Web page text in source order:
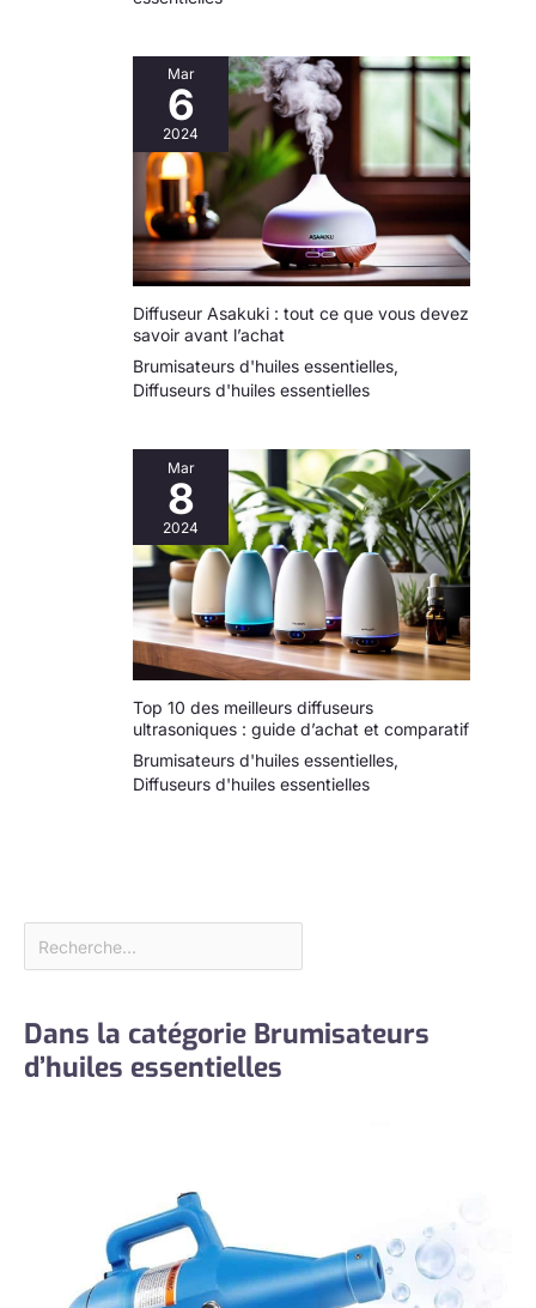
Mar
6
2024
Diffuseur Asakuki : tout ce que vous devez
savoir avant l’achat
Brumisateurs d'huiles essentielles,
Diffuseurs d'huiles essentielles
Mar
8
2024
Top 10 des meilleurs diffuseurs
ultrasoniques : guide d’achat et comparatif
Brumisateurs d'huiles essentielles,
Diffuseurs d'huiles essentielles
Dans la catégorie Brumisateurs
d’huiles essentielles